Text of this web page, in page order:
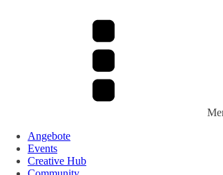
Angebote
Events
Creative Hub